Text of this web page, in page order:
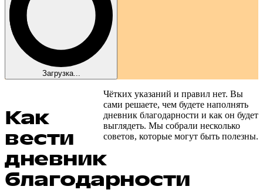
Загрузка...
Как
вести
дневник
благодарности
Чётких указаний и правил нет. Вы
сами решаете, чем будете наполнять
дневник благодарности и как он будет
выглядеть. Мы собрали несколько
советов, которые могут быть полезны.